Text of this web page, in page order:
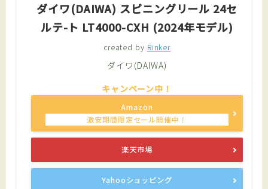
ダイワ(DAIWA) スピニングリール 24セ
ルテ-ト LT4000-CXH (2024年モデル)
created by Rinker
ダイワ(DAIWA)
Amazon
楽天市場
Yahooショッピング